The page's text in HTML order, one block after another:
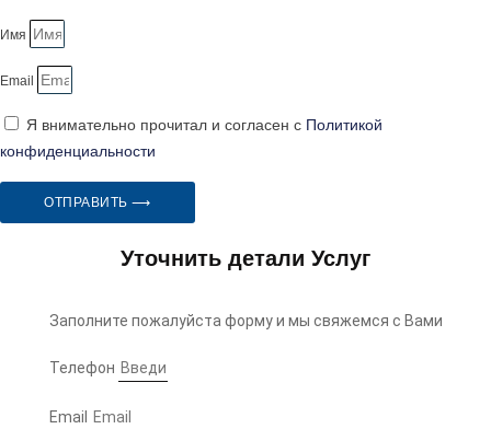
Имя
Email
Я внимательно прочитал и согласен с Политикой
конфиденциальности
ОТПРАВИТЬ ⟶
Уточнить детали Услуг
Заполните пожалуйста форму и мы свяжемся с Вами
Телефон
Email